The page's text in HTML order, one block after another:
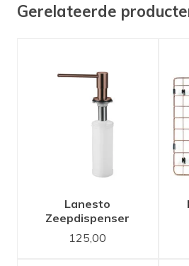
Gerelateerde
Lanesto
Zeepdispenser
Copper / Koper
125,00